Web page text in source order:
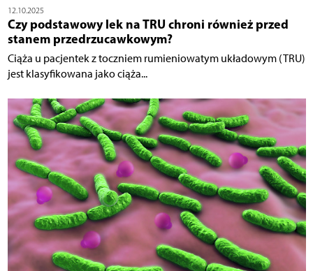
12.10.2025
Czy podstawowy lek na TRU chroni również przed
stanem przedrzucawkowym?
Ciąża u pacjentek z toczniem rumieniowatym układowym (TRU)
jest klasyfikowana jako ciąża...